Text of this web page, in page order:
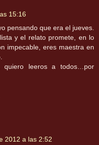
15:16
pensando que era el jueves.
y el relato promete, en lo
impecable, eres maestra en
quiero leeros a todos…por
2012 a las 2:52